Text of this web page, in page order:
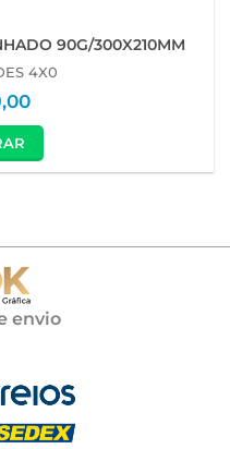
90G/300X210MM
4X0
envio